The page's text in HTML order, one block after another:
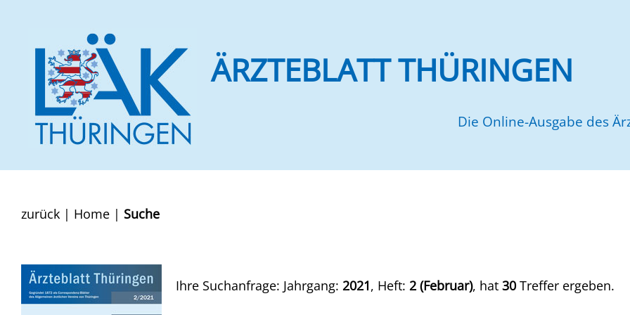
ÄRZTEBLATT THÜRINGEN
Die Online-Ausgabe des
zurück | Home | Suche
Ihre Suchanfrage: Jahrgang: 2021, Heft: 2 (Februar), hat 30 Treffer ergeben.